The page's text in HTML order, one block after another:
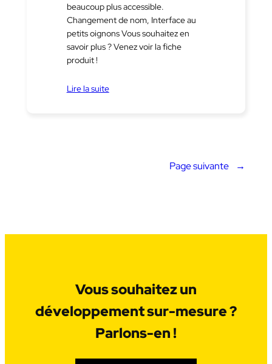
beaucoup plus accessible.
Changement de nom, Interface au
petits oignons Vous souhaitez en
savoir plus ? Venez voir la fiche
produit !
Lire la suite
Page suivante →
Vous souhaitez un
développement sur-mesure ?
Parlons-en !